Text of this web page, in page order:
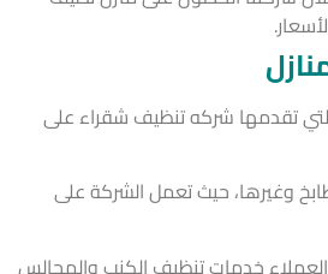
شركه تنظيف شقراء على
حيث تعمل الشركة على
خدمات تنظيف الكنب والمجالس